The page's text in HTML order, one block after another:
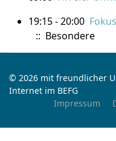
19:15 - 20:00
:: Besondere
© 2026 mit freundlicher
Internet im BEFG
Impressum